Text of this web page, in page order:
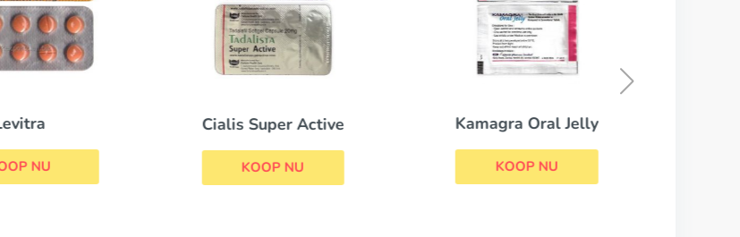
NU
Cialis Super Active
KOOP NU
Kamagra Oral Jelly
KOOP NU